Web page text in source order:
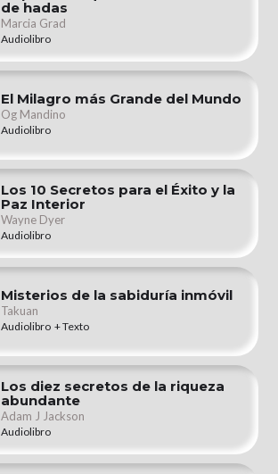
de hadas
Marcia Grad
Audiolibro
El Milagro más Grande del Mundo
Og Mandino
Audiolibro
Los 10 Secretos para el Éxito y la
Paz Interior
Wayne Dyer
Audiolibro
Misterios de la sabiduría inmóvil
Takuan
Audiolibro + Texto
Los diez secretos de la riqueza
abundante
Adam J Jackson
Audiolibro